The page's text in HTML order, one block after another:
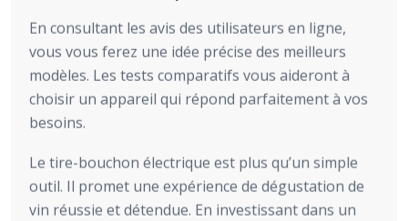
En consultant les avis des utilisateurs en ligne,
vous vous ferez une idée précise des meilleurs
modèles. Les tests comparatifs vous aideront à
choisir un appareil qui répond parfaitement à vos
besoins.
Le tire-bouchon électrique est plus qu’un simple
outil. Il promet une expérience de dégustation de
vin réussie et détendue. En investissant dans un